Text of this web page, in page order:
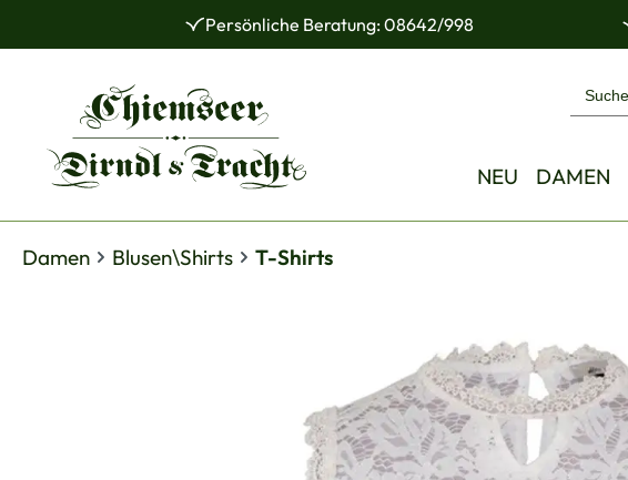
Hauptinhalt springen
Zur Hauptnavigation springenPersönliche Beratung: 08642/998
NEU DAMEN
Damen Blusen\Shirts T-Shirts